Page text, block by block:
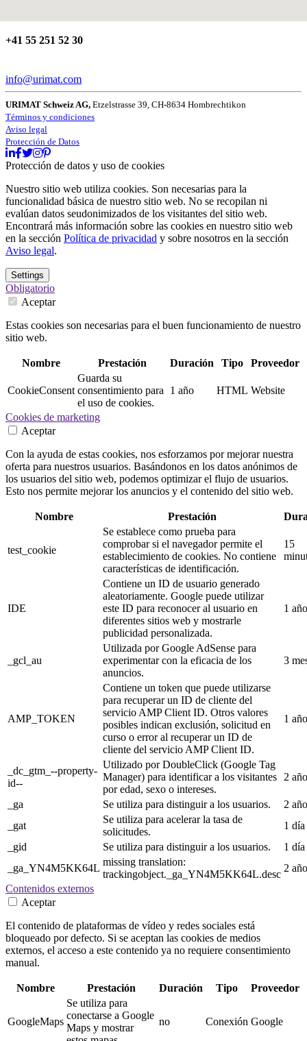
+41 55 251 52 30
info@urimat.com
URIMAT Schweiz AG, Etzelstrasse 39, CH-8634 Hombrechtikon
Términos y condiciones
Aviso legal
Protección de Datos
Protección de datos y uso de cookies
Nuestro sitio web utiliza cookies. Son necesarias para la
funcionalidad básica de nuestro sitio web. No se recopilan ni
evalúan datos seudonimizados de los visitantes del sitio web.
Encontrará más información sobre las cookies en nuestro sitio web
en la sección Política de privacidad y sobre nosotros en la sección
Aviso legal.
Settings
Obligatorio
Aceptar
Estas cookies son necesarias para el buen funcionamiento de nuestro
sitio web.
Nombre Prestación Duración Tipo Proveedor
CookieConsent
Guarda su
consentimiento para
el uso de cookies.
1 año HTML Website
Cookies de marketing
Aceptar
Con la ayuda de estas cookies, nos esforzamos por mejorar nuestra
oferta para nuestros usuarios. Basándonos en los datos anónimos de
los usuarios del sitio web, podemos optimizar el flujo de usuarios.
Esto nos permite mejorar los anuncios y el contenido del sitio web.
Nombre Prestación
test_cookie
Se establece como prueba para
comprobar si el navegador permite el
establecimiento de cookies. No contiene
características de identificación.
15
IDE
Contiene un ID de usuario generado
aleatoriamente. Google puede utilizar
este ID para reconocer al usuario en
diferentes sitios web y mostrarle
publicidad personalizada.
1 año
_gcl_au
Utilizada por Google AdSense para
experimentar con la eficacia de los
anuncios.
3
AMP_TOKEN
Contiene un token que puede utilizarse
para recuperar un ID de cliente del
servicio AMP Client ID. Otros valores
posibles indican exclusión, solicitud en
curso o error al recuperar un ID de
cliente del servicio AMP Client ID.
1 año
_dc_gtm_--property-
id--
Utilizado por DoubleClick (Google Tag
Manager) para identificar a los visitantes
por edad, sexo o intereses.
2
_ga Se utiliza para distinguir a los usuarios.
2
_gat
Se utiliza para acelerar la tasa de
solicitudes.
1 día
_gid
Se utiliza para distinguir a los usuarios.
1 día
_ga_YN4M5KK64L
missing translation:
trackingobject._ga_YN4M5KK64L.desc
2
Contenidos externos
Aceptar
El contenido de plataformas de vídeo y redes sociales está
bloqueado por defecto. Si se aceptan las cookies de medios
externos, el acceso a este contenido ya no requiere consentimiento
manual.
Nombre Prestación Duración Tipo Proveedor
GoogleMaps
Se utiliza para
conectarse a Google
Maps y mostrar
no Conexión Google